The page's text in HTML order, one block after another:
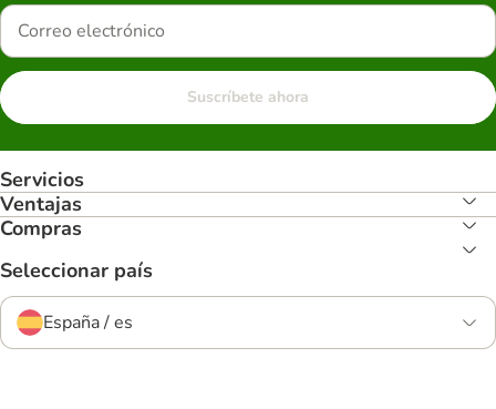
Suscríbete ahora
Servicios
Ventajas
Compras
Seleccionar país
España / es